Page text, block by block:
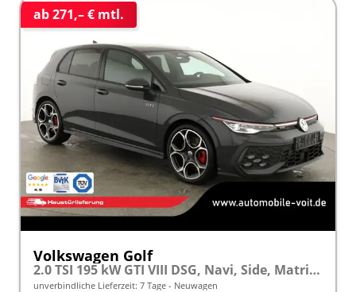
ab 271,– € mtl.
Volkswagen Golf
2.0 TSI 195 kW GTI VIII DSG, Navi, Side, Matrix, Kamera, Winter, 19-Zoll
unverbindliche Lieferzeit: 7 Tage Neuwagen